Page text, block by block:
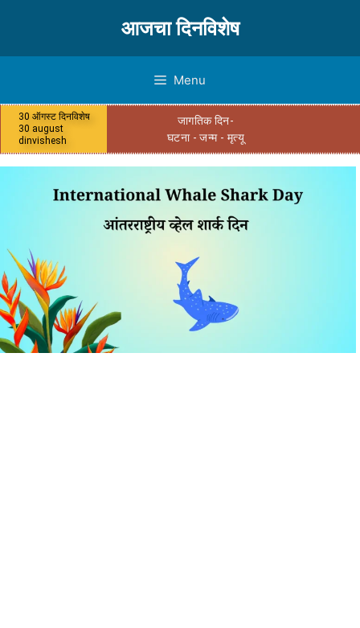
आजचा दिनविशेष
Menu
30 ऑगस्ट दिनविशेष
30 august
dinvishesh
जागतिक दिन-
घटना - जन्म - मृत्यू